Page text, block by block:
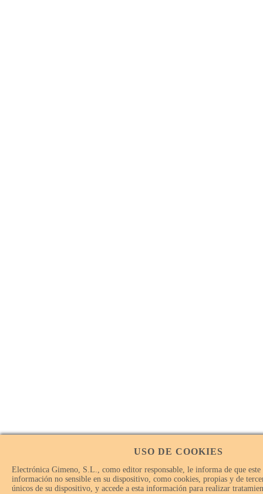
USO DE COOKIES
Electrónica Gimeno, S.L., como editor responsable, le informa de que este
información no sensible en su dispositivo, como cookies, propias y de
únicos de su dispositivo, y accede a esta información para realizar